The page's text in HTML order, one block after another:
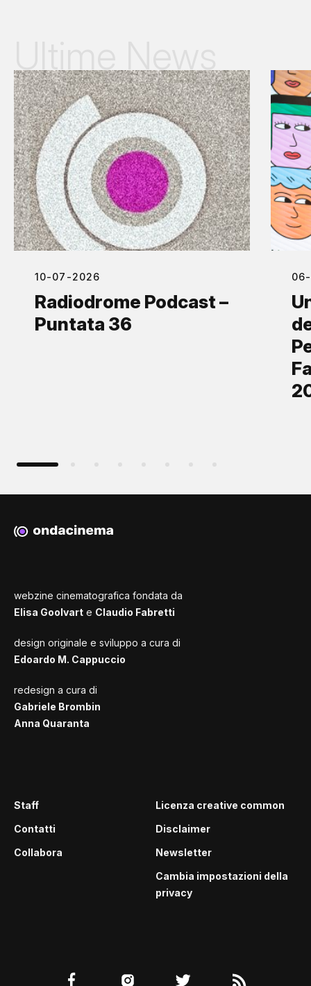
10-07-2026
Radiodrome Podcast –
Puntata 36
webzine cinematografica fondata da
Elisa Goolvart e Claudio Fabretti
design originale e sviluppo a cura di
Edoardo M. Cappuccio
redesign a cura di
Gabriele Brombin
Anna Quaranta
Staff
Contatti
Collabora
Licenza creative common
Disclaimer
Newsletter
Cambia impostazioni della
privacy